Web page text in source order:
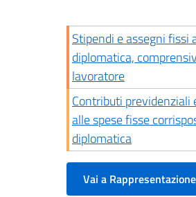
Stipendi e assegni
diplomatica,
lavoratore
Contributi
alle spese fisse
diplomatica
Vai a